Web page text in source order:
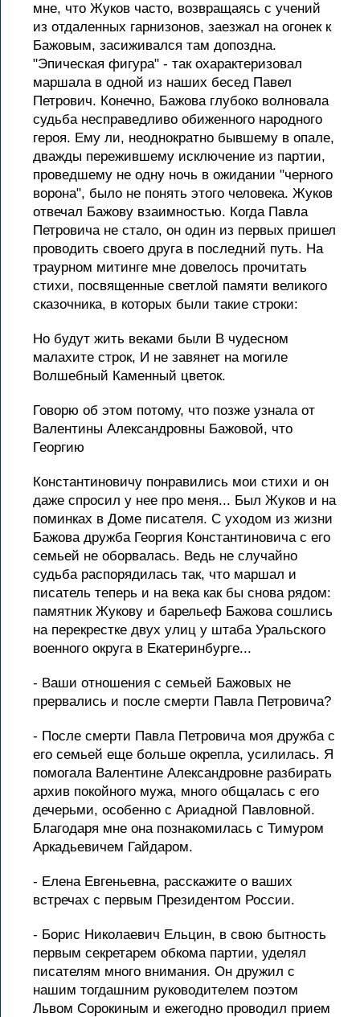
мне, что Жуков часто, возвращаясь с учений
из отдаленных гарнизонов, заезжал на огонек к
Бажовым, засиживался там допоздна.
"Эпическая фигура" - так охарактеризовал
маршала в одной из наших бесед Павел
Петрович. Конечно, Бажова глубоко волновала
судьба несправедливо обиженного народного
героя. Ему ли, неоднократно бывшему в опале,
дважды пережившему исключение из партии,
проведшему не одну ночь в ожидании "черного
ворона", было не понять этого человека. Жуков
отвечал Бажову взаимностью. Когда Павла
Петровича не стало, он один из первых пришел
проводить своего друга в последний путь. На
траурном митинге мне довелось прочитать
стихи, посвященные светлой памяти великого
сказочника, в которых были такие строки:
Но будут жить веками были В чудесном
малахите строк, И не завянет на могиле
Волшебный Каменный цветок.
Говорю об этом потому, что позже узнала от
Валентины Александровны Бажовой, что
Георгию
Константиновичу понравились мои стихи и он
даже спросил у нее про меня... Был Жуков и на
поминках в Доме писателя. С уходом из жизни
Бажова дружба Георгия Константиновича с его
семьей не оборвалась. Ведь не случайно
судьба распорядилась так, что маршал и
писатель теперь и на века как бы снова рядом:
памятник Жукову и барельеф Бажова сошлись
на перекрестке двух улиц у штаба Уральского
военного округа в Екатеринбурге...
- Ваши отношения с семьей Бажовых не
прервались и после смерти Павла Петровича?
- После смерти Павла Петровича моя дружба с
его семьей еще больше окрепла, усилилась. Я
помогала Валентине Александровне разбирать
архив покойного мужа, много общалась с его
дечерьми, особенно с Ариадной Павловной.
Благодаря мне она познакомилась с Тимуром
Аркадьевичем Гайдаром.
- Елена Евгеньевна, расскажите о ваших
встречах с первым Президентом России.
- Борис Николаевич Ельцин, в свою бытность
первым секретарем обкома партии, уделял
писателям много внимания. Он дружил с
нашим тогдашним руководителем поэтом
Львом Сорокиным и ежегодно проводил прием